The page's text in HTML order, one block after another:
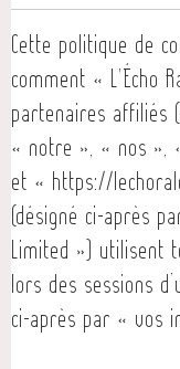
Cette politique de
comment « L'Écho
partenaires affiliés
« notre », « nos »,
et « https://
(désigné ci-après
Limited ») utilisent
lors des sessions
ci-après par « vos